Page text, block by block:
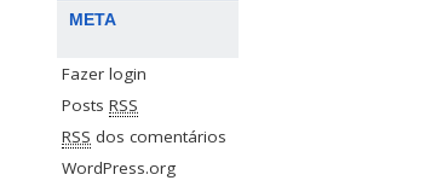
META
Fazer login
Posts RSS
RSS dos comentários
WordPress.org